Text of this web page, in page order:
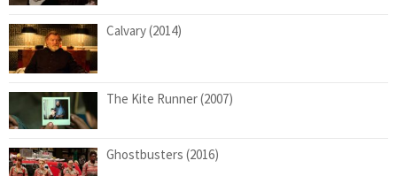
Calvary (2014)
The Kite Runner (2007)
Ghostbusters (2016)